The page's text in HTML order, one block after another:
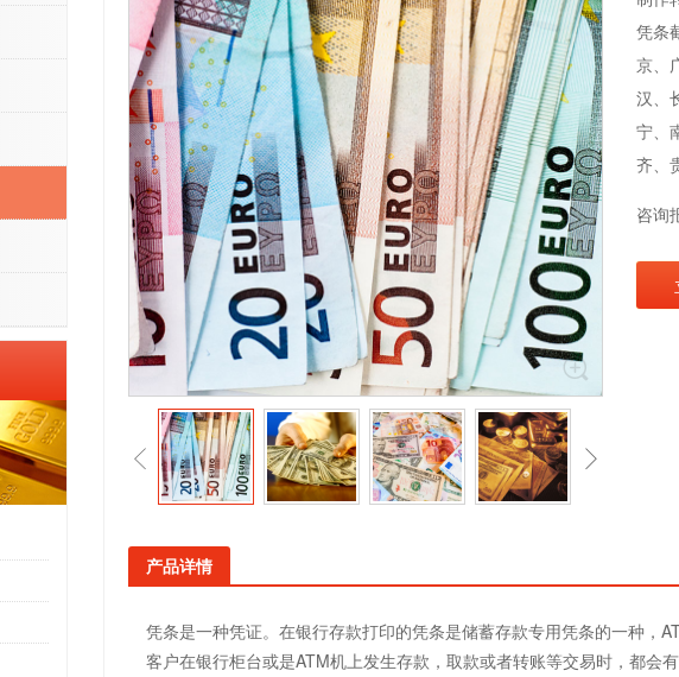
凭条
京、
汉、
宁、
齐、
咨询
产品详情
凭条是一种凭证。在银行存款打印的凭条是储蓄存款专用凭条的一种，
客户在银行柜台或是ATM机上发生存款，取款或者转账等交易时，都会